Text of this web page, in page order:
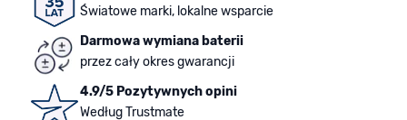
Światowe marki, lokalne wsparcie
Darmowa wymiana baterii
przez cały okres gwarancji
4.9/5 Pozytywnych opini
Według Trustmate